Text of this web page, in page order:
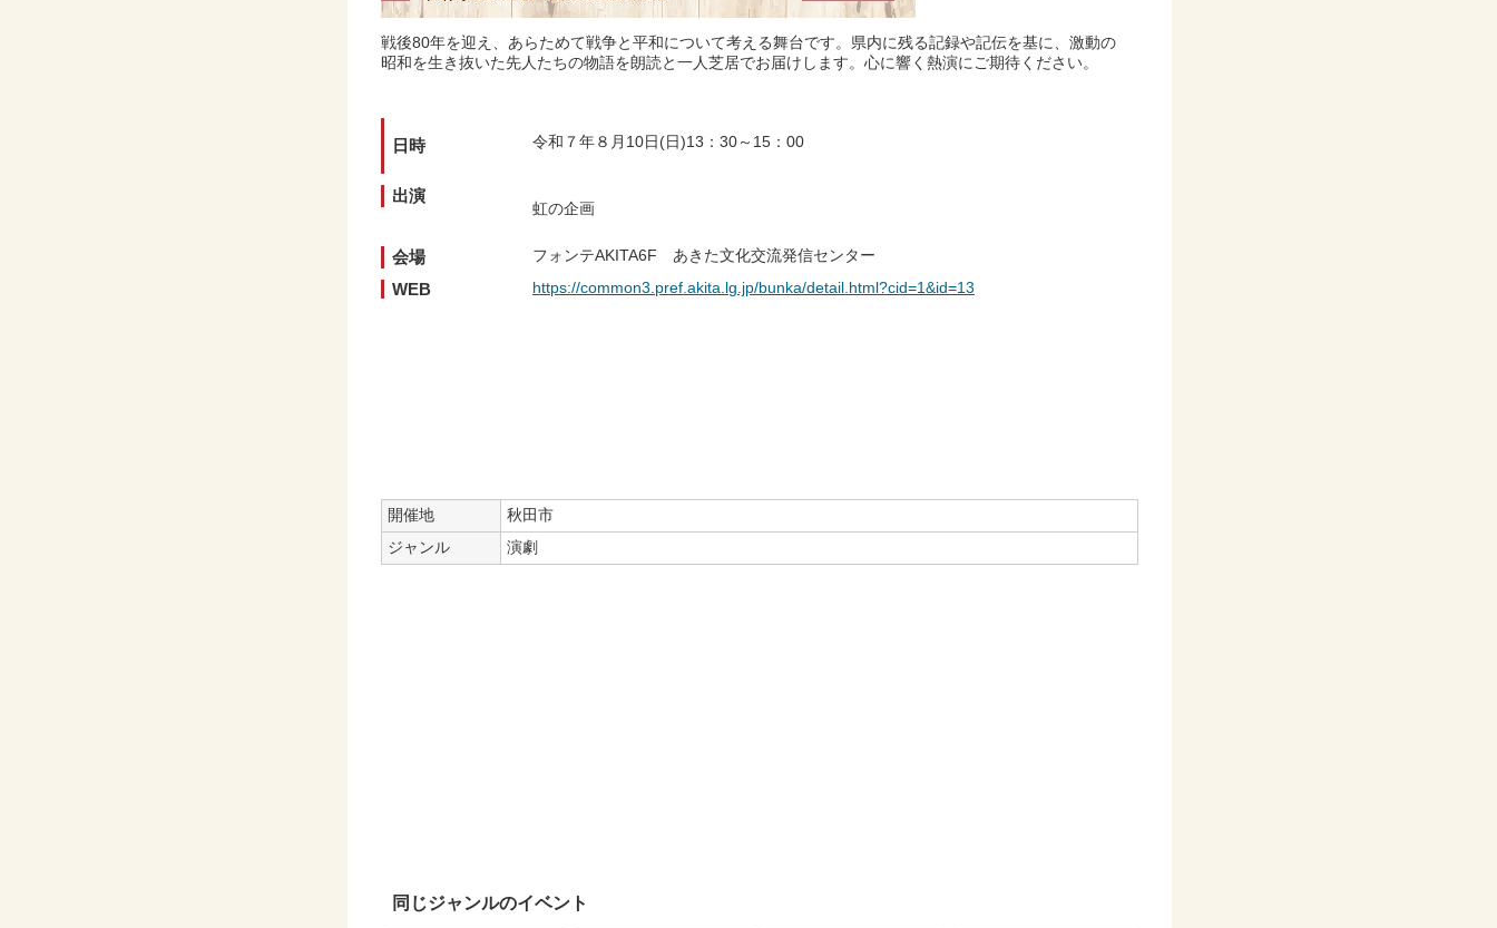
戦後80年を迎え、あらためて戦争と平和について考える舞台です。県内に残る記録や記伝を基に、激動の
昭和を生き抜いた先人たちの物語を朗読と一人芝居でお届けします。心に響く熱演にご期待ください。
日時 令和７年８月10日(日)13：30～15：00
出演
虹の企画
会場 フォンテAKITA6F あきた文化交流発信センター
WEB https://common3.pref.akita.lg.jp/bunka/detail.html?cid=1&id=13
開催地
秋田市
ジャンル
演劇
同じジャンルのイベント